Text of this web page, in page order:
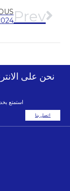
Prev
استمتع
اتصل بنا